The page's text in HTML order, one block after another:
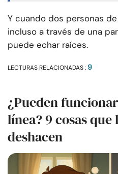
Y cuando dos personas
incluso a través de una
puede echar raíces.
LECTURAS RELACIONADAS : 9
¿Pueden
línea? 9 cosas que
deshacen